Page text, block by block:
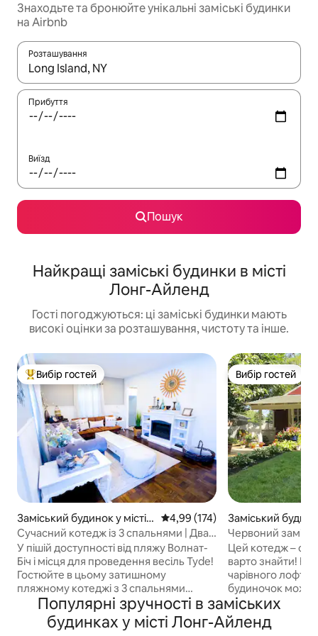
Знаходьте та бронюйте унікальні заміські будинки
на Airbnb
Розташування
Отримавши результати пошуку, використовуйте для
Прибуття
Виїзд
Пошук
Найкращі заміські будинки в місті
Лонг-Айленд
Гості погоджуються: ці заміські будинки мають
високі оцінки за розташування, чистоту та інше.
Топ вибір гостей
Вибір гостей
Заміський будинок у місті
Мілфорд
Середня оцінка: 4,99 з 5,
4,99 (174)
Сучасний котедж із 3 спальнями | Два
пляжі та Tyde Venue в пішій
доступності
У пішій доступності від пляжу Волнат-
Біч і місця для проведення весіль Tyde!
Гостюйте в цьому затишному
пляжному котеджі з 3 спальнями
(велике двоспальне ліжко, велике
двоспальне ліжко + дві односпальні
ліжка) та 1 ванною кімнатою в центрі
Вибір гостей
Вибір гостей
Заміський
ора Сінай
Червоний
побудований
Цей котедж –
варто знайти!
чарівного лофта
будиночок може
повністю
бажаєте
розташовані в
Популярні зручності в заміських
будинках у місті Лонг-Айленд